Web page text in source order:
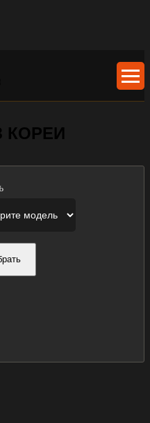
КОРЕИ